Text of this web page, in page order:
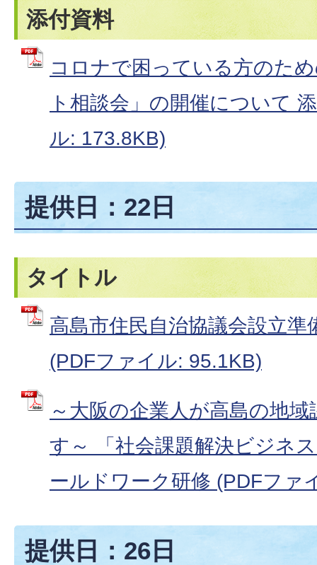
添付資料
コロナで困っている方のた
ト相談会」の開催について
ル: 173.8KB)
提供日：22日
タイトル
高島市住民自治協議会設立
(PDFファイル: 95.1KB)
～大阪の企業人が高島の地
す～ 「社会課題解決ビジネ
ールドワーク研修 (PDFファ
提供日：26日